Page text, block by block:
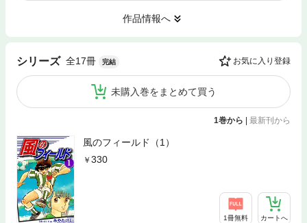
作品情報へ
シリーズ 全17冊 完結 お気に入り登録
未購入巻をまとめて買う
1巻から 最新刊から
風のフィールド（1）
330
1冊無料 カートへ